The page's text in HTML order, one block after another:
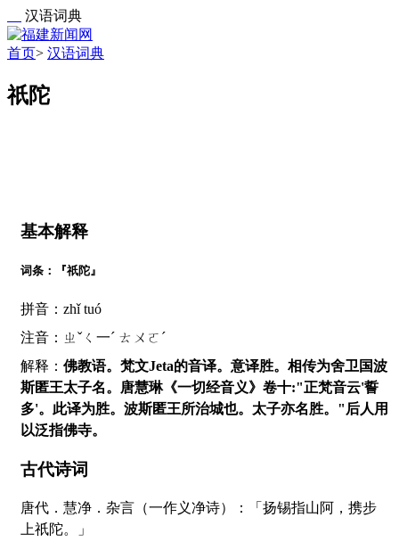
汉语词典
首页> 汉语词典
祇陀
基本解释
词条：『祇陀』
拼音：zhǐ tuó
注音：ㄓˇㄑ一ˊ ㄊㄨㄛˊ
解释： 佛教语。梵文Jeta的音译。意译胜。相传为舍卫国波
斯匿王太子名。唐慧琳《一切经音义》卷十:"正梵音云'誓
多'。此译为胜。波斯匿王所治城也。太子亦名胜。"后人用
以泛指佛寺。
古代诗词
唐代．慧净．杂言（一作义净诗）：「扬锡指山阿，携步
上祇陀。」